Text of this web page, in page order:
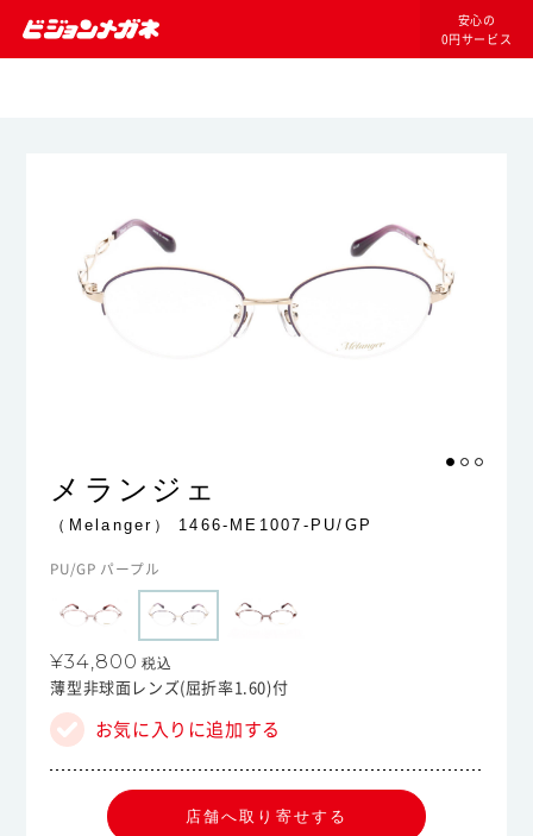
安心の
0円サービス
メランジェ
（Melanger） 1466-ME1007-PU/GP
PU/GP パープル
¥34,800 税込
薄型非球面レンズ(屈折率1.60)付
お気に入りに追加する
店舗へ取り寄せする